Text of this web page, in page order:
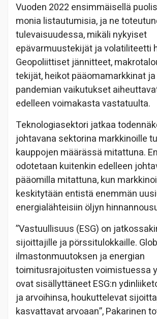
Vuoden 2022 ensimmäisellä
monia listautumisia, ja ne
tulevaisuudessa, mikäli nykyiset
epävarmuustekijät ja volatiliteetti
Geopoliittiset jännitteet,
tekijät, heikot pääomamarkkinat
pandemian vaikutukset
edelleen voimakasta vastatuulta.
Teknologiasektori jatkaa
johtavana sektorina markkinoille
kauppojen määrässä mitattuna.
odotetaan kuitenkin edelleen
pääomilla mitattuna, kun
keskitytään entistä enemmän
energialähteisiin öljyn
”Vastuullisuus (ESG) on
sijoittajille ja pörssitulokkaille.
ilmastonmuutoksen ja energian
toimitusrajoitusten voimistuessa
ovat sisällyttäneet ESG:n
ja arvoihinsa, houkuttelevat
kasvattavat arvoaan”, Pakarinen